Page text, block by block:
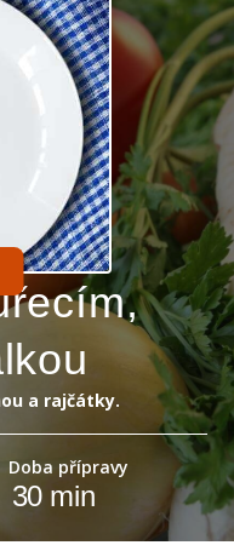
a rajčátky.
Doba přípravy
30min